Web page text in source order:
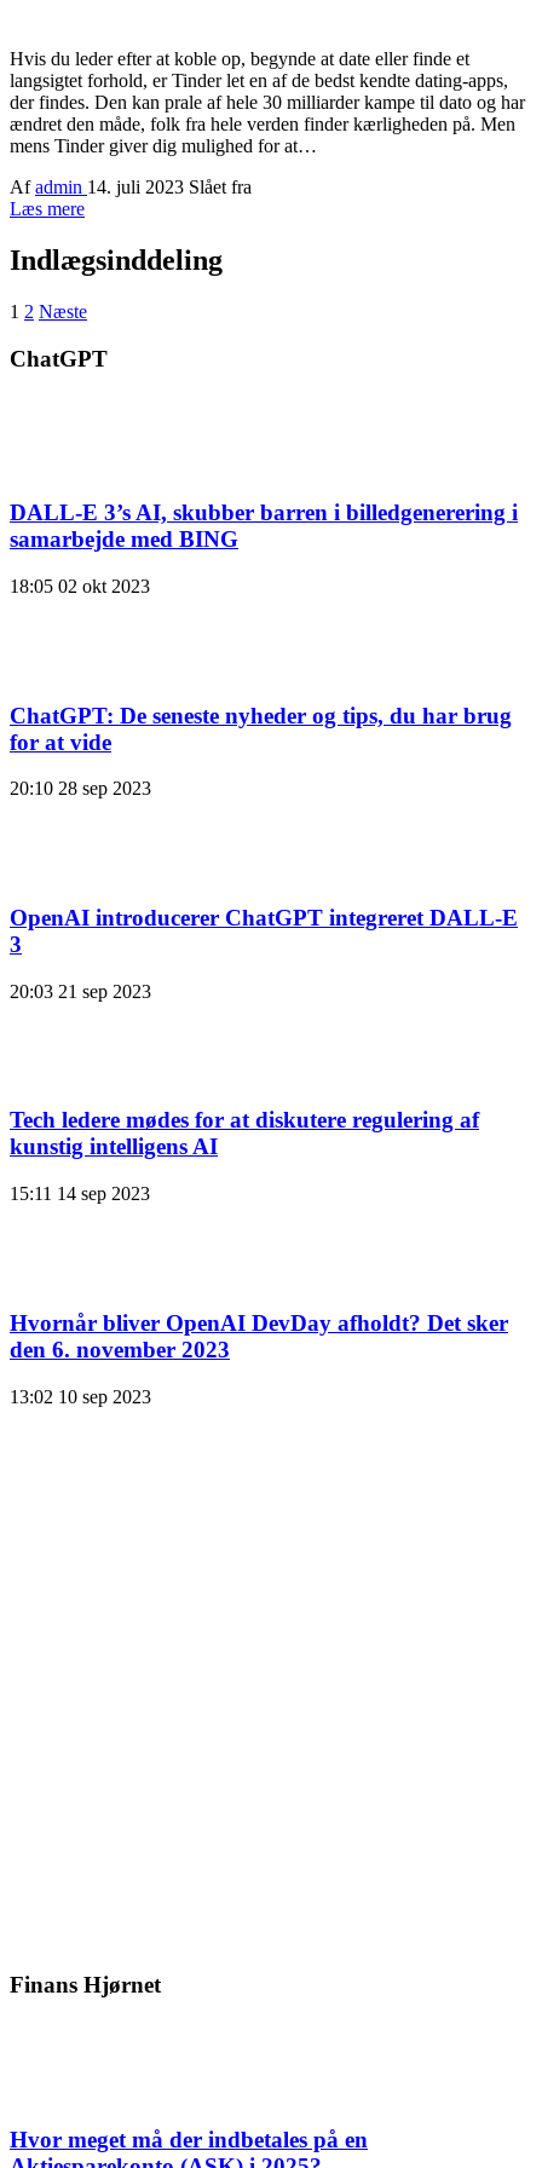
Hvis du leder efter at koble op, begynde at date eller finde et
langsigtet forhold, er Tinder let en af ​​de bedst kendte dating-apps,
der findes. Den kan prale af hele 30 milliarder kampe til dato og har
ændret den måde, folk fra hele verden finder kærligheden på. Men
mens Tinder giver dig mulighed for at…
Af admin 14. juli 2023 Slået fra
Læs mere
Indlægsinddeling
1 2 Næste
ChatGPT
DALL-E 3’s AI, skubber barren i billedgenerering i
samarbejde med BING
18:05 02 okt 2023
ChatGPT: De seneste nyheder og tips, du har brug
for at vide
20:10 28 sep 2023
OpenAI introducerer ChatGPT integreret DALL-E
3
20:03 21 sep 2023
Tech ledere mødes for at diskutere regulering af
kunstig intelligens AI
15:11 14 sep 2023
Hvornår bliver OpenAI DevDay afholdt? Det sker
den 6. november 2023
13:02 10 sep 2023
Finans Hjørnet
Hvor meget må der indbetales på en